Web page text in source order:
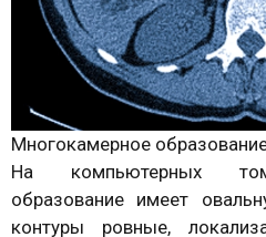
Многокамерное
На компьютерных
образование имеет
контуры ровные,